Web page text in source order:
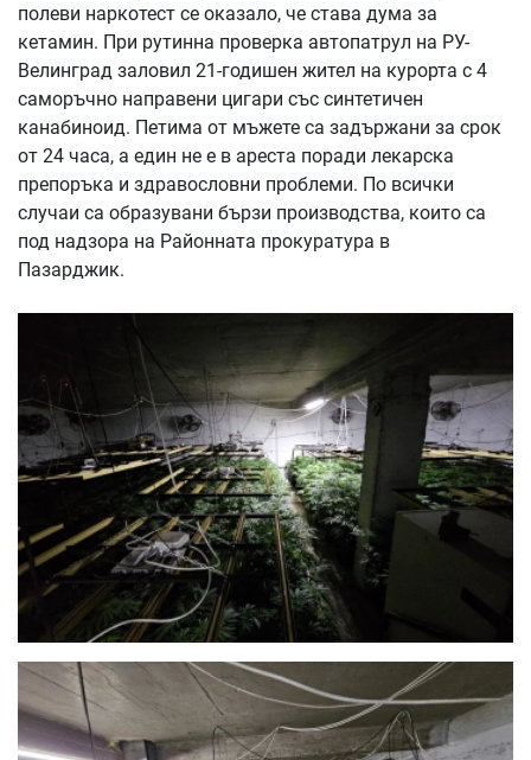
полеви наркотест се оказало, че става дума за
кетамин. При рутинна проверка автопатрул на РУ-
Велинград заловил 21-годишен жител на курорта с 4
саморъчно направени цигари със синтетичен
канабиноид. Петима от мъжете са задържани за срок
от 24 часа, а един не е в ареста поради лекарска
препоръка и здравословни проблеми. По всички
случаи са образувани бързи производства, които са
под надзора на Районната прокуратура в
Пазарджик.